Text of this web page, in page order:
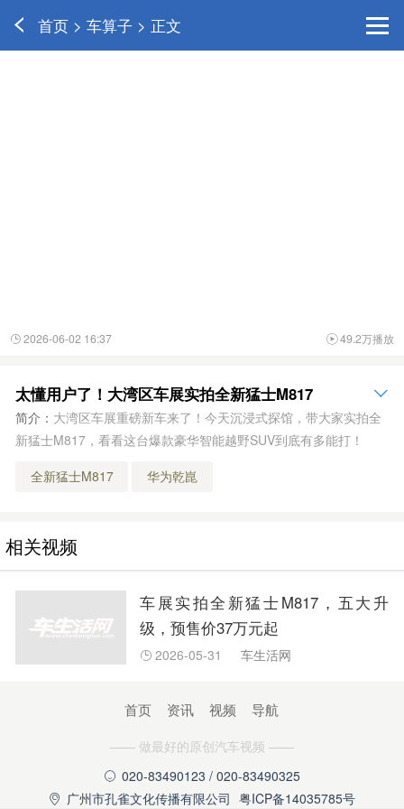
首页 > 车算子 > 正文
 49.2万播放
 2026-06-02 16:37
太懂用户了！大湾区车展实拍全新猛士M817 
简介： 大湾区车展重磅新车来了！今天沉浸式探馆，带大家实拍全
新猛士M817，看看这台爆款豪华智能越野SUV到底有多能打！
全新猛士M817 华为乾崑
相关视频
车展实拍全新猛士M817，五大升
级，预售价37万元起
 2026-05-31 车生活网
首页 资讯 视频 导航
—— 做最好的原创汽车视频 ——
 020-83490123 / 020-83490325
 广州市孔雀文化传播有限公司 粤ICP备14035785号